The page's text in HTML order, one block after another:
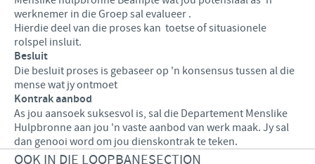
werknemer in die Groep sal evalueer .
Hierdie deel van die proses kan toetse of situasionele
rolspel insluit.
Besluit
Die besluit proses is gebaseer op 'n konsensus tussen al die
mense wat jy ontmoet
Kontrak aanbod
As jou aansoek suksesvol is, sal die Departement Menslike
Hulpbronne aan jou 'n vaste aanbod van werk maak. Jy sal
dan genooi word om jou dienskontrak te teken.
OOK IN DIE LOOPBANESECTION